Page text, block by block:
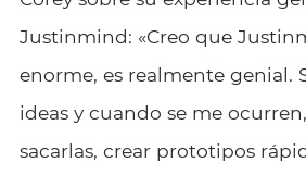
Justinmind: «Creo que
enorme, es realmente genial.
ideas y cuando se me
sacarlas, crear prototipos